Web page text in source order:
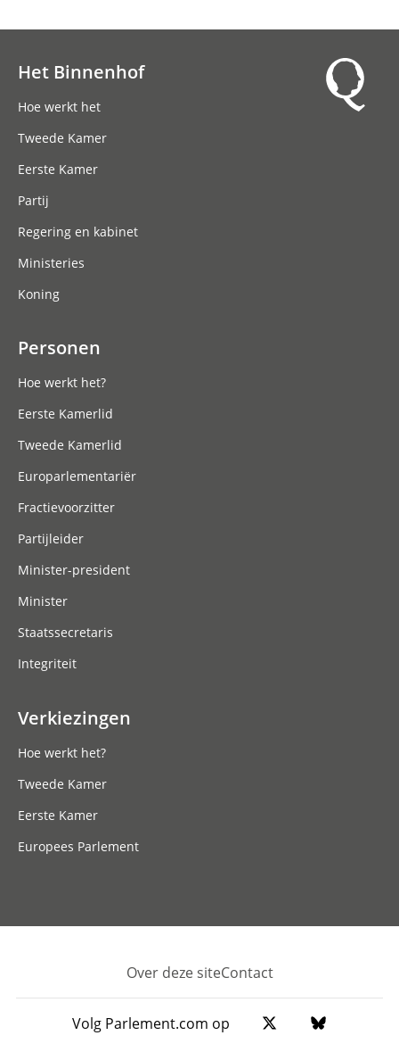
Het Binnenhof
Hoe werkt het
Tweede Kamer
Eerste Kamer
Partij
Regering en kabinet
Ministeries
Koning
Personen
Hoe werkt het?
Eerste Kamerlid
Tweede Kamerlid
Europarlementariër
Fractievoorzitter
Partijleider
Minister-president
Minister
Staatssecretaris
Integriteit
Verkiezingen
Hoe werkt het?
Tweede Kamer
Eerste Kamer
Europees Parlement
Footer
Over deze siteContact
Volg Parlement.com op